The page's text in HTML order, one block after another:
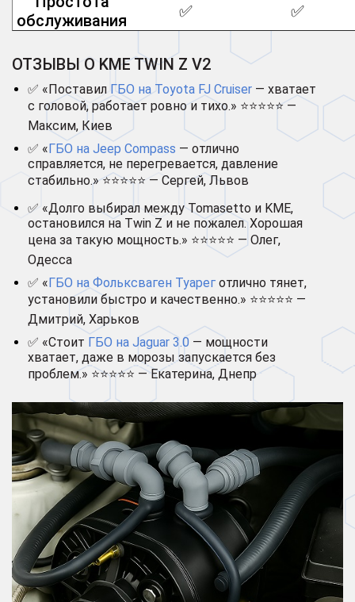
обслуживания
✅ ✅
ОТЗЫВЫ О KME TWIN Z V2
✅ «Поставил ГБО на Toyota FJ Cruiser — хватает
с головой, работает ровно и тихо.» ⭐⭐⭐⭐⭐ —
Максим, Киев
✅ «ГБО на Jeep Compass — отлично
справляется, не перегревается, давление
стабильно.» ⭐⭐⭐⭐⭐ — Сергей, Львов
✅ «Долго выбирал между Tomasetto и KME,
остановился на Twin Z и не пожалел. Хорошая
цена за такую мощность.» ⭐⭐⭐⭐⭐ — Олег,
Одесса
✅ «ГБО на Фольксваген Туарег отлично тянет,
установили быстро и качественно.» ⭐⭐⭐⭐⭐ —
Дмитрий, Харьков
✅ «Стоит ГБО на Jaguar 3.0 — мощности
хватает, даже в морозы запускается без
проблем.» ⭐⭐⭐⭐⭐ — Екатерина, Днепр